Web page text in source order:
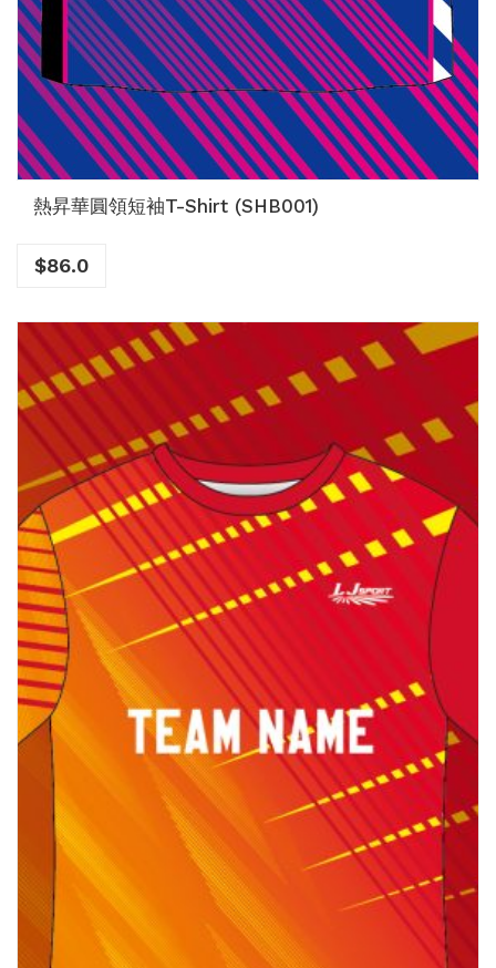
熱昇華圓領短袖T-Shirt (SHB001)
$86.0